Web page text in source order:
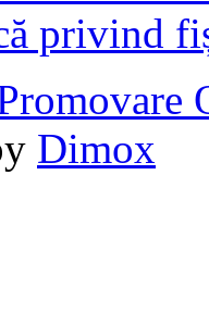
privind
Dimox